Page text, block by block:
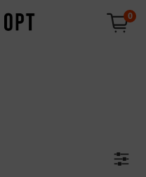
0